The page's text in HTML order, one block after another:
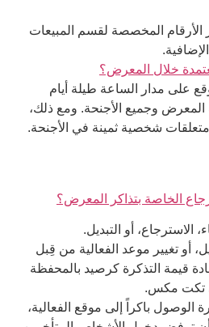
الأرقام المخصصة لقسم المبيعات
خلال المعرض؟
على مدار الساعة طيلة أيام
وجميع الأجنحة. ومع ذلك،
شخصية ثمينة في الأجنحة.
الخاصة بتذاكر المعرض؟
الاسترجاع، أو التبديل.
أو تغيير موعد الفعالية من قِبل
قيمة التذكرة كرصيد بالمحفظة
في تكت مكس.
باكراً إلى موقع الفعالية،